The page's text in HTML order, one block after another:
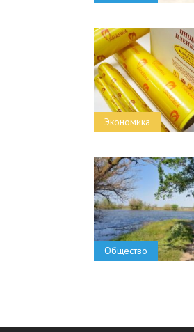
Экономика
Общество